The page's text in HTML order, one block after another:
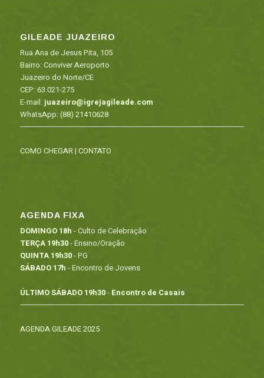
GILEADE JUAZEIRO
Rua Ana de Jesus Pita, 105
Bairro: Conviver Aeroporto
Juazeiro do Norte/CE
CEP: 63.021-275
E-mail: juazeiro@igrejagileade.com
WhatsApp:(88) 21410628
COMO CHEGAR| CONTATO
AGENDA FIXA
DOMINGO 18h - Culto de Celebração
TERÇA 19h30- Ensino/Oração
QUINTA 19h30- PG
SÁBADO 17h - Encontro de Jovens
ÚLTIMO SÁBADO 19h30- Encontro de Casais
AGENDA GILEADE 2025